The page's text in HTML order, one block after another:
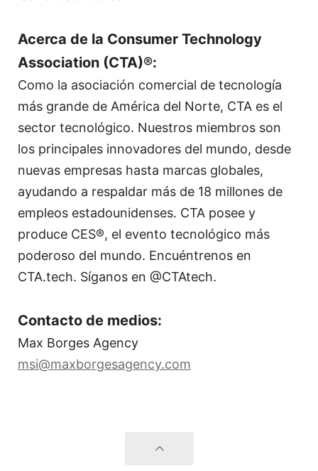
Acerca de la Consumer Technology
Association (CTA)®:
Como la asociación comercial de tecnología
más grande de América del Norte, CTA es el
sector tecnológico. Nuestros miembros son
los principales innovadores del mundo, desde
nuevas empresas hasta marcas globales,
ayudando a respaldar más de 18 millones de
empleos estadounidenses. CTA posee y
produce CES®, el evento tecnológico más
poderoso del mundo. Encuéntrenos en
CTA.tech. Síganos en @CTAtech.
Contacto de medios:
Max Borges Agency
msi@maxborgesagency.com